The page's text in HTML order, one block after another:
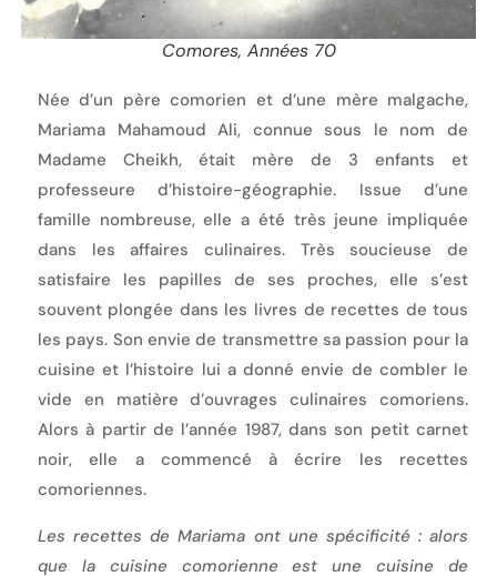
Comores, Années 70
Née d’un père comorien et d’une mère malgache,
Mariama Mahamoud Ali, connue sous le nom de
Madame Cheikh, était mère de 3 enfants et
professeure d’histoire-géographie. Issue d’une
famille nombreuse, elle a été très jeune impliquée
dans les affaires culinaires. Très soucieuse de
satisfaire les papilles de ses proches, elle s’est
souvent plongée dans les livres de recettes de tous
les pays. Son envie de transmettre sa passion pour la
cuisine et l’histoire lui a donné envie de combler le
vide en matière d’ouvrages culinaires comoriens.
Alors à partir de l’année 1987, dans son petit carnet
noir, elle a commencé à écrire les recettes
comoriennes.
Les recettes de Mariama ont une spécificité : alors
que la cuisine comorienne est une cuisine de